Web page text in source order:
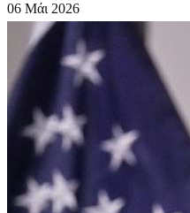
06 Μάι 2026